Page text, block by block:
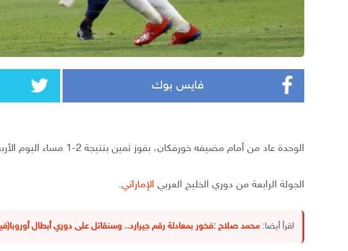
فايس بوك
الوحدة عاد من أمام مضيفه خورفكان، بفوز ثمين بنتيجة 2-1 مساء اليوم الأربعاء، ضمن
الجولة الرابعة من دوري الخليج العربي الإماراتي.
اقرأ أيضا: محمد صلاح :فخور بمعادلة رقم جيرارد.. وسنقاتل على دوري أبطال